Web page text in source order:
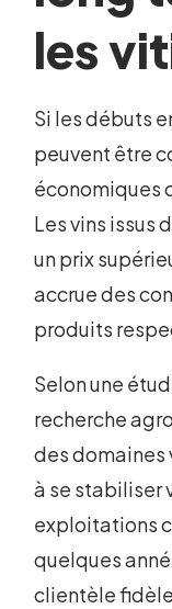
les
Si les débuts
peuvent être
économiques
Les vins issus
un prix
accrue des
produits
Selon une
recherche
des
à se stabiliser
exploitations
quelques
clientèle